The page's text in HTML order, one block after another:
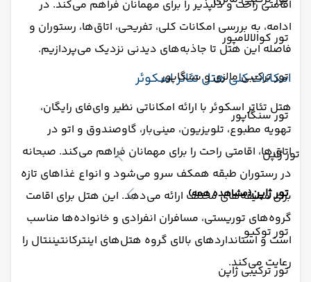
تور کوالالامپور
تور ترکیبی مالزی و سنگاپور
تور سنگاپور
تور ژاپن
تور ژاپن(مشاهده همه)
تور توکیو
تور ترکیبی ژاپن
اقامتی راحت و دلپذیر را برای مهمانان فراهم می‌کند. در
ادامه، به بررسی امکانات کلی، تفریحی، اتاق‌ها، رستوران و
فاصله این هتل تا جاذبه‌های دیدنی نزدیک می‌پردازیم.​
امکانات کلی هتل تئاتر اسکوئر
هتل تئاتر اسکوئر با ارائه امکاناتی نظیر وای‌فای رایگان،
تهویه مطبوع، تلویزیون، مینی‌بار، گاوصندوق و اتو در
اتاق‌ها، اقامتی راحت را برای مهمانان فراهم می‌کند. صبحانه
در رستوران طبقه همکف سرو می‌شود و انواع غذاهای تازه
برای سلیقه‌های مختلف ارائه می‌دهد. این هتل برای اقامت
گروه‌های توریستی، مسافران انفرادی و خانواده‌ها مناسب
است و استانداردهای بالای گروه هتل‌های اینترکانتیننتال را
رعایت می‌کند. ​